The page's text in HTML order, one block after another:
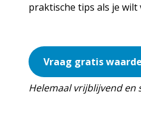
praktische tips als je wilt
Vraag gratis
Helemaal vrijblijvend en